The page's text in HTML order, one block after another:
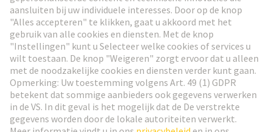
Ga naar registratie
Social Media